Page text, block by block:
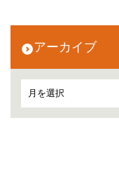
アーカイブ